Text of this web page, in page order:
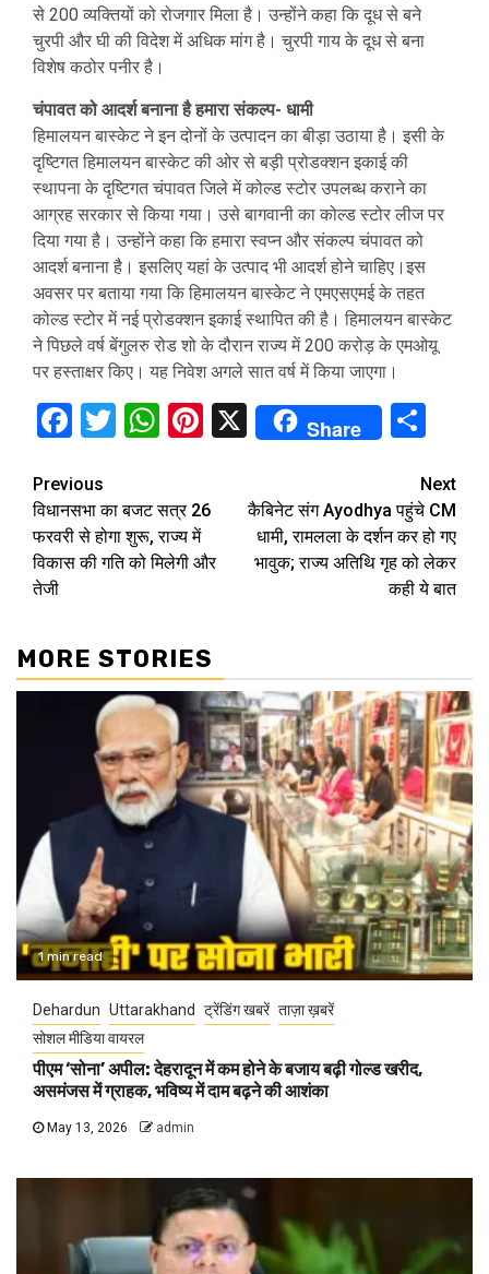
से 200 व्यक्तियों को रोजगार मिला है। उन्होंने कहा कि दूध से बने
चुरपी और घी की विदेश में अधिक मांग है। चुरपी गाय के दूध से बना
विशेष कठोर पनीर है।
चंपावत को आदर्श बनाना है हमारा संकल्प- धामी
हिमालयन बास्केट ने इन दोनों के उत्पादन का बीड़ा उठाया है। इसी के
दृष्टिगत हिमालयन बास्केट की ओर से बड़ी प्रोडक्शन इकाई की
स्थापना के दृष्टिगत चंपावत जिले में कोल्ड स्टोर उपलब्ध कराने का
आग्रह सरकार से किया गया। उसे बागवानी का कोल्ड स्टोर लीज पर
दिया गया है। उन्होंने कहा कि हमारा स्वप्न और संकल्प चंपावत को
आदर्श बनाना है। इसलिए यहां के उत्पाद भी आदर्श होने चाहिए।इस
अवसर पर बताया गया कि हिमालयन बास्केट ने एमएसएमई के तहत
कोल्ड स्टोर में नई प्रोडक्शन इकाई स्थापित की है। हिमालयन बास्केट
ने पिछले वर्ष बेंगुलरु रोड शो के दौरान राज्य में 200 करोड़ के एमओयू
पर हस्ताक्षर किए। यह निवेश अगले सात वर्ष में किया जाएगा।
Facebook
Twitter
WhatsApp
Pinterest
X Share
Continue
Reading
Previous
विधानसभा का बजट सत्र 26
फरवरी से होगा शुरू, राज्य में
विकास की गति को मिलेगी और
तेजी
Next
कैबिनेट संग Ayodhya पहुंचे CM
धामी, रामलला के दर्शन कर हो गए
भावुक; राज्य अतिथि गृह को लेकर
कही ये बात
MORE STORIES
1 min read
Dehardun Uttarakhand ट्रेंडिंग खबरें ताज़ा ख़बरें
सोशल मीडिया वायरल
पीएम ‘सोना’ अपील: देहरादून में कम होने के बजाय बढ़ी गोल्ड खरीद,
असमंजस में ग्राहक, भविष्य में दाम बढ़ने की आशंका
May 13, 2026 admin